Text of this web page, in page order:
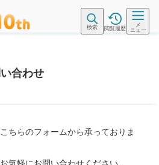
検索 閲覧履歴
メ
ニュー
合わせ
ちらのフォームから承っておりま
気軽にお問い合わせください。